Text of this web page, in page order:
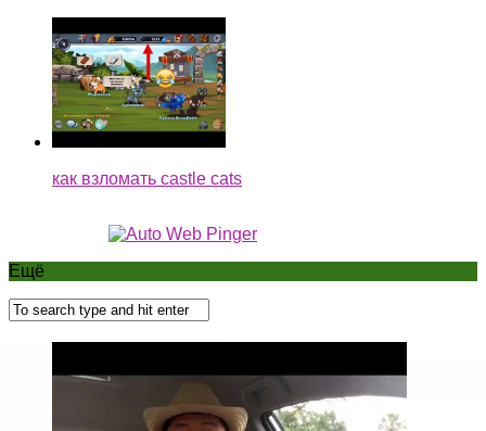
как взломать castle cats
Ещё